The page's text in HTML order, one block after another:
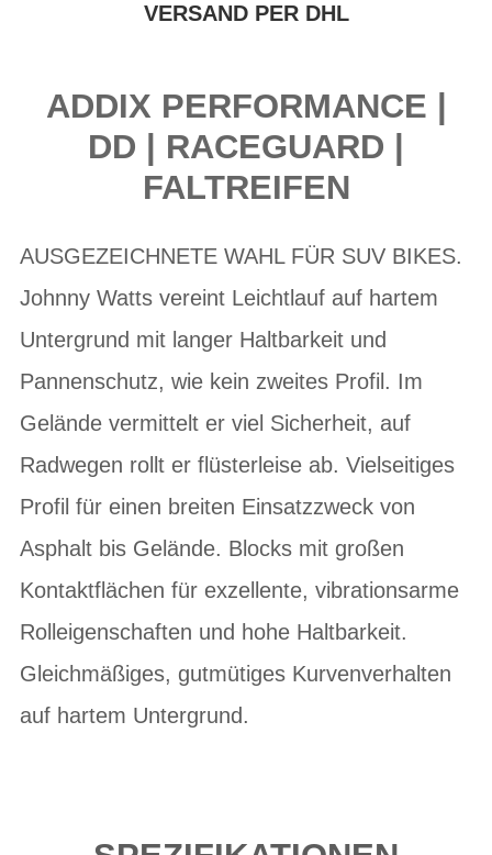
VERSAND PER DHL
ADDIX PERFORMANCE |
DD | RACEGUARD |
FALTREIFEN
AUSGEZEICHNETE WAHL FÜR SUV BIKES.
Johnny Watts vereint Leichtlauf auf hartem
Untergrund mit langer Haltbarkeit und
Pannenschutz, wie kein zweites Profil. Im
Gelände vermittelt er viel Sicherheit, auf
Radwegen rollt er flüsterleise ab. Vielseitiges
Profil für einen breiten Einsatzzweck von
Asphalt bis Gelände. Blocks mit großen
Kontaktflächen für exzellente, vibrationsarme
Rolleigenschaften und hohe Haltbarkeit.
Gleichmäßiges, gutmütiges Kurvenverhalten
auf hartem Untergrund.